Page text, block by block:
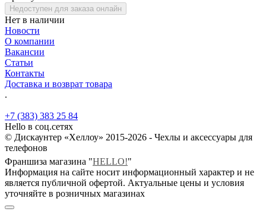
Недоступен для заказа онлайн
Нет в наличии
Новости
О компании
Вакансии
Статьи
Контакты
Доставка и возврат товара
.
+7 (383) 383 25 84
Hello в соц.сетях
© Дискаунтер «Хеллоу» 2015-2026 - Чехлы и аксессуары для
телефонов
Франшиза магазина "HELLO!"
Информация на сайте носит информационный характер и не
является публичной офертой. Актуальные цены и условия
уточняйте в розничных магазинах